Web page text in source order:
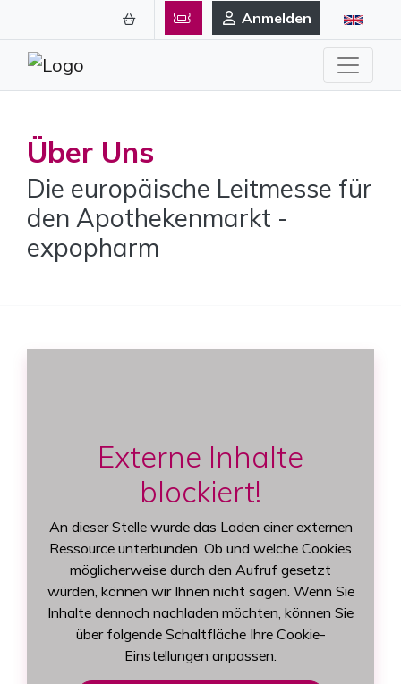
Anmelden
Über Uns
Die europäische Leitmesse für
den Apothekenmarkt -
expopharm
Externe Inhalte
blockiert!
An dieser Stelle wurde das Laden einer externen
Ressource unterbunden. Ob und welche Cookies
möglicherweise durch den Aufruf gesetzt
würden, können wir Ihnen nicht sagen. Wenn Sie
Inhalte dennoch nachladen möchten, können Sie
über folgende Schaltfläche Ihre Cookie-
Einstellungen anpassen.